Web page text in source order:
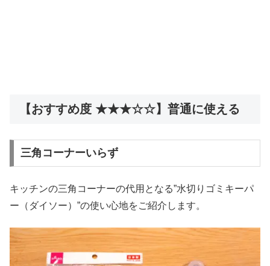
【おすすめ度 ★★★☆☆】普通に使える
三角コーナーいらず
キッチンの三角コーナーの代用となる”水切りゴミキーパ
ー（ダイソー）”の使い心地をご紹介します。